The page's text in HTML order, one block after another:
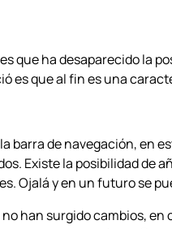
que ha desaparecido la
es que al fin es una
barra de navegación, en
Existe la posibilidad de
Ojalá y en un futuro se
han surgido cambios,